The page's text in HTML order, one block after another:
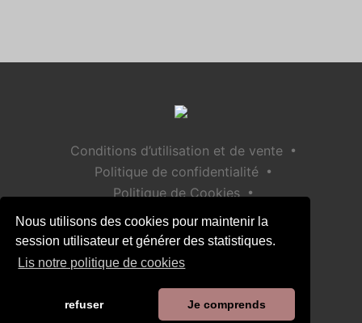
Nous utilisons des cookies pour maintenir la
session utilisateur et générer des statistiques.
Lis notre politique de cookies
refuser Je comprends
Conditions d’utilisation et de vente •
Politique de confidentialité •
Politique de Cookies •
Politique de sécurité des enfants
Aide / Contact